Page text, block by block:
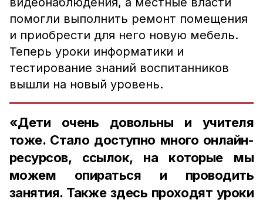
помогли выполнить ремонт помещения
и приобрести для него новую мебель.
Теперь уроки информатики и
тестирование знаний воспитанников
вышли на новый уровень.
«Дети очень довольны и учителя
тоже. Стало доступно много онлайн-
ресурсов, ссылок, на которые мы
можем опираться и проводить
занятия. Также здесь проходят уроки